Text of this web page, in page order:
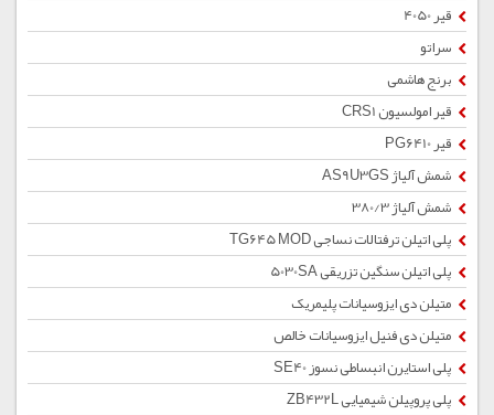
قیر 4050
سراتو
برنج هاشمی
قیر امولسیون CRS1
قیر PG6410
شمش آلیاژ AS9U3GS
شمش آلیاژ 380/3
پلی اتیلن ترفتالات نساجی TG645 MOD
پلی اتیلن سنگین تزریقی 5030SA
متیلن دی ایزوسیانات پلیمریک
متیلن دی فنیل ایزوسیانات خالص
پلی استایرن انبساطی نسوز SE40
پلی پروپیلن شیمیایی ZB432L